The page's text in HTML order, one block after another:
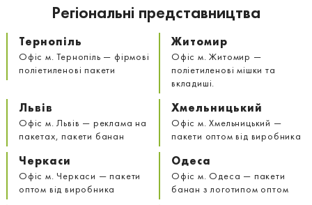
Регіональні представництва
Тернопіль
Офіс м. Тернопіль — фірмові
поліетиленові пакети
Житомир
Офіс м. Житомир —
поліетиленові мішки та
вкладиші.
Львів
Офіс м. Львів — реклама на
пакетах, пакети банан
Хмельницький
Офіс м. Хмельницький —
пакети оптом від виробника
Черкаси
Офіс м. Черкаси — пакети
оптом від виробника
Одеса
Офіс м. Одеса — пакети
банан з логотипом оптом